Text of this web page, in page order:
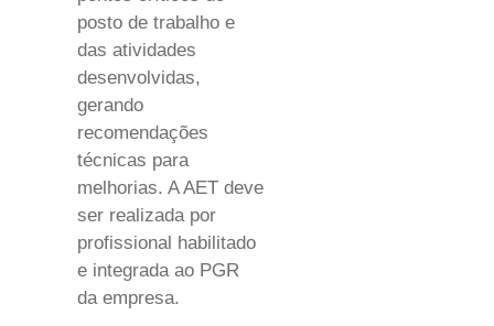
posto de trabalho e
das atividades
desenvolvidas,
gerando
recomendações
técnicas para
melhorias. A AET deve
ser realizada por
profissional habilitado
e integrada ao PGR
da empresa.